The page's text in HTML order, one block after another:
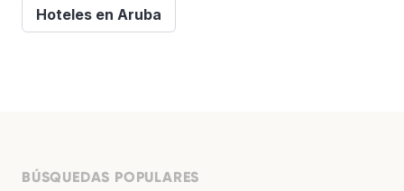
Hoteles en Aruba
BÚSQUEDAS POPULARES